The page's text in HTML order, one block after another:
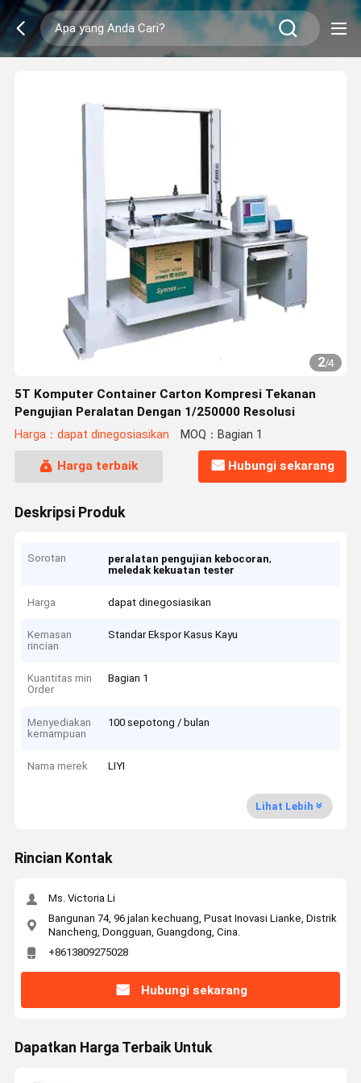
2/4
5T Komputer Container Carton Kompresi Tekanan
Pengujian Peralatan Dengan 1/250000 Resolusi
Harga：dapat dinegosiasikan MOQ：Bagian 1
Harga terbaik Hubungi sekarang
Deskripsi Produk
Sorotan peralatan pengujian kebocoran,
meledak kekuatan tester
Harga dapat dinegosiasikan
Kemasan
rincian
Standar Ekspor Kasus Kayu
Kuantitas min
Order
Bagian 1
Menyediakan
kemampuan
100 sepotong / bulan
Nama merek LIYI
Lihat Lebih
Rincian Kontak
Ms. Victoria Li
Bangunan 74, 96 jalan kechuang, Pusat Inovasi Lianke, Distrik
Nancheng, Dongguan, Guangdong, Cina.
+8613809275028
Hubungi sekarang
Dapatkan Harga Terbaik Untuk